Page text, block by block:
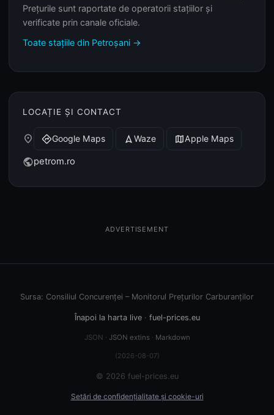
Prețurile sunt raportate de operatorii stațiilor și
verificate prin canale oficiale.
Toate stațiile din Petroșani →
LOCAȚIE ȘI CONTACT
place directionsGoogle Maps navigation Waze mapApple Maps
publicpetrom.ro
ADVERTISEMENT
Sursa: Consiliul Concurenței – Monitorul Prețurilor Carburanților
Înapoi la harta live· fuel-prices.eu
JSON · JSON extins· Markdown
(2026-08-07)
© 2026 fuel-prices.eu
Setări de confidențialitate și cookie-uri